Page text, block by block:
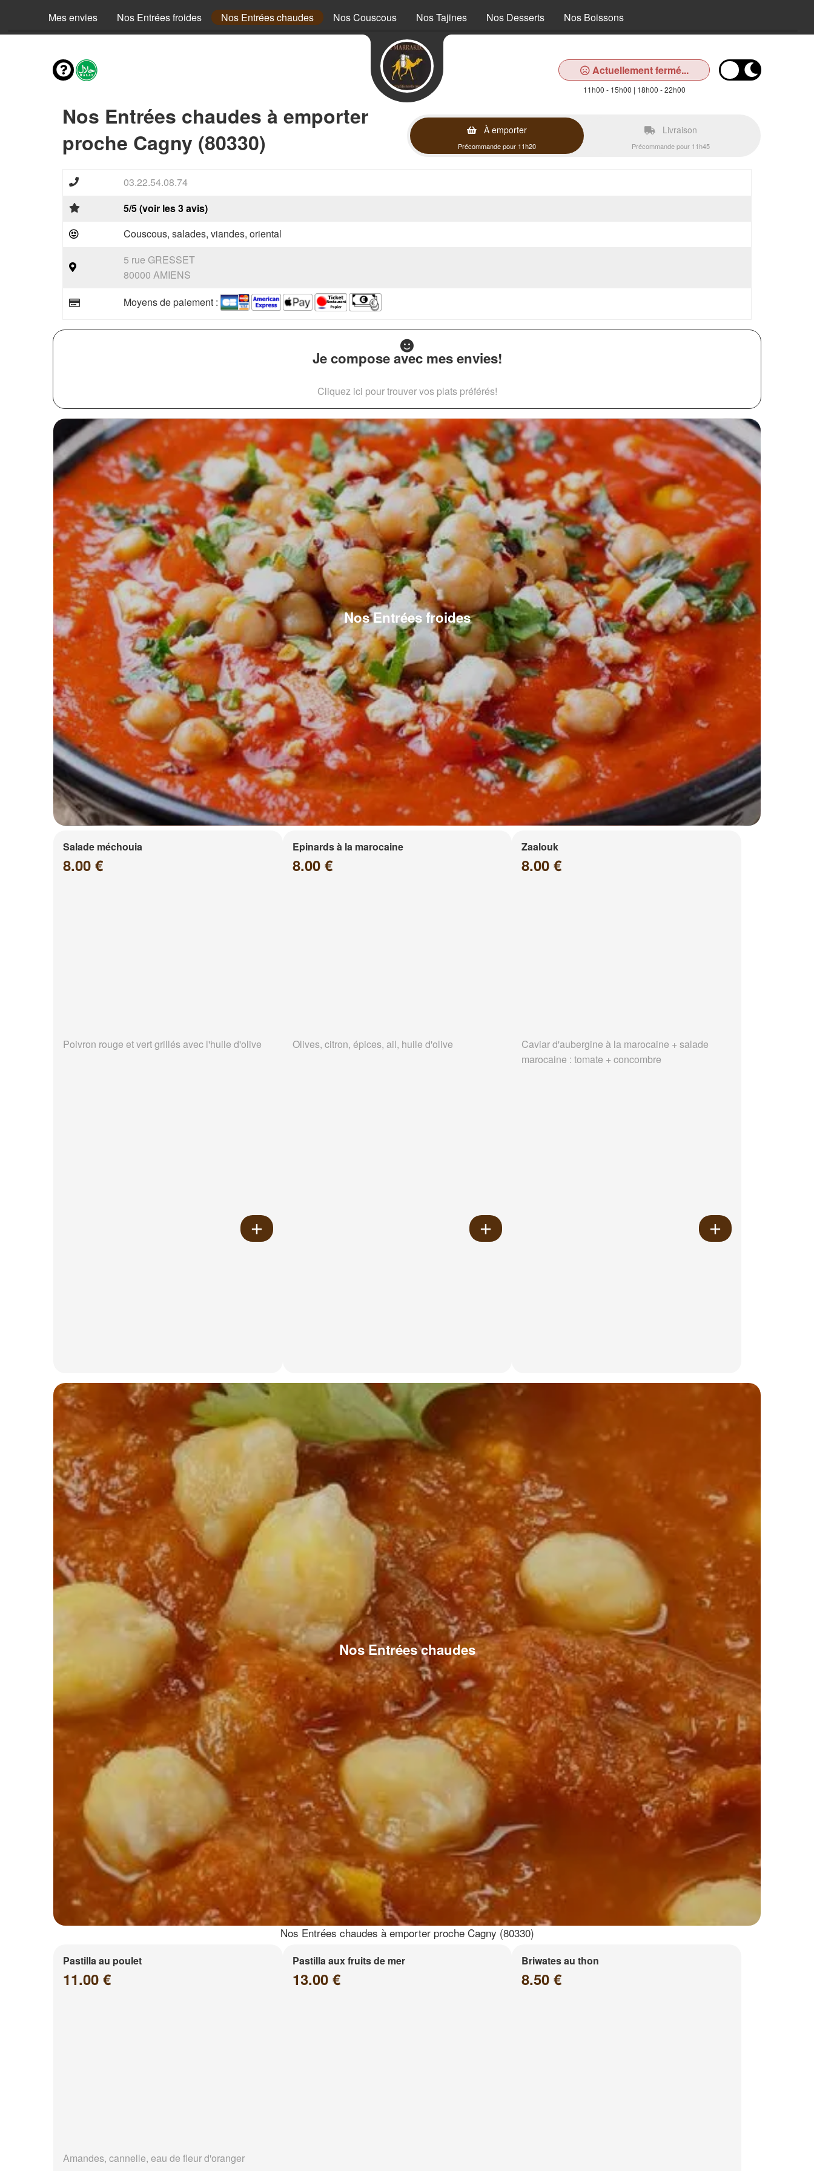
Mes envies Nos Entrées froides Nos Entrées chaudes Nos Couscous Nos Tajines Nos Desserts Nos Boissons
Actuellement fermé...
11h00 - 15h00 | 18h00 - 22h00
Nos Entrées chaudes à emporter
proche Cagny (80330)
À emporter
Précommande pour 11h20
Livraison
Précommande pour 11h45
03.22.54.08.74
5/5 (voir les 3 avis)
Couscous, salades, viandes, oriental
5 rue GRESSET
80000 AMIENS
Moyens de paiement :
Je compose avec mes envies!
Cliquez ici pour trouver vos plats préférés!
Nos Entrées froides
Salade méchouia
8.00 €
Poivron rouge et vert grillés avec l'huile d'olive
Epinards à la marocaine
8.00 €
Olives, citron, épices, ail, huile d'olive
Zaalouk
8.00 €
Caviar d'aubergine à la marocaine + salade
marocaine : tomate + concombre
Nos Entrées chaudes
Nos Entrées chaudes à emporter proche Cagny (80330)
Pastilla au poulet
11.00 €
Amandes, cannelle, eau de fleur d'oranger
Pastilla aux fruits de mer
13.00 €
Briwates au thon
8.50 €